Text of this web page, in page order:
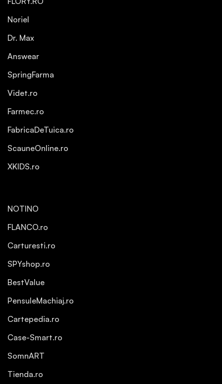
Noriel
Dr. Max
Answear
SpringFarma
Videt.ro
Farmec.ro
FabricaDeTuica.ro
ScauneOnline.ro
XKIDS.ro
NOTINO
FLANCO.ro
Carturesti.ro
SPYshop.ro
BestValue
PensuleMachiaj.ro
Cartepedia.ro
Case-Smart.ro
SomnART
Tienda.ro